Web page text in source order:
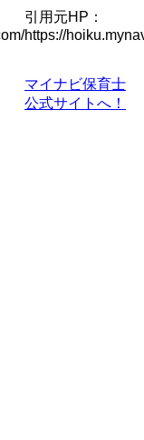
引用元HP：
https://
マイナビ保育士
公式サイトへ！